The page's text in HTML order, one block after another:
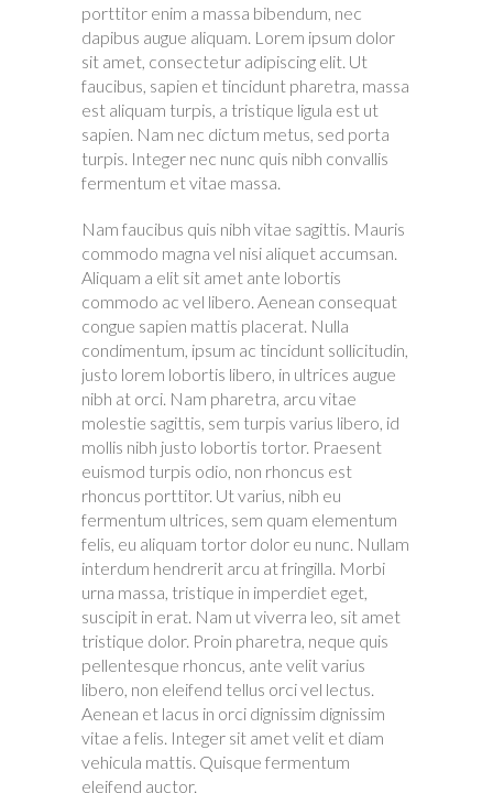
porttitor enim a massa bibendum, nec
dapibus augue aliquam. Lorem ipsum dolor
sit amet, consectetur adipiscing elit. Ut
faucibus, sapien et tincidunt pharetra, massa
est aliquam turpis, a tristique ligula est ut
sapien. Nam nec dictum metus, sed porta
turpis. Integer nec nunc quis nibh convallis
fermentum et vitae massa.
Nam faucibus quis nibh vitae sagittis. Mauris
commodo magna vel nisi aliquet accumsan.
Aliquam a elit sit amet ante lobortis
commodo ac vel libero. Aenean consequat
congue sapien mattis placerat. Nulla
condimentum, ipsum ac tincidunt sollicitudin,
justo lorem lobortis libero, in ultrices augue
nibh at orci. Nam pharetra, arcu vitae
molestie sagittis, sem turpis varius libero, id
mollis nibh justo lobortis tortor. Praesent
euismod turpis odio, non rhoncus est
rhoncus porttitor. Ut varius, nibh eu
fermentum ultrices, sem quam elementum
felis, eu aliquam tortor dolor eu nunc. Nullam
interdum hendrerit arcu at fringilla. Morbi
urna massa, tristique in imperdiet eget,
suscipit in erat. Nam ut viverra leo, sit amet
tristique dolor. Proin pharetra, neque quis
pellentesque rhoncus, ante velit varius
libero, non eleifend tellus orci vel lectus.
Aenean et lacus in orci dignissim dignissim
vitae a felis. Integer sit amet velit et diam
vehicula mattis. Quisque fermentum
eleifend auctor.